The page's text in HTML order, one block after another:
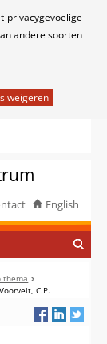
privacygevoelige
andere soorten
English
thema
Voorvelt, C.P.